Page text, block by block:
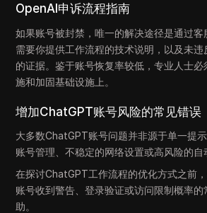
OpenAI申诉流程指南
如果账号被封禁，唯一的解决途径是通过
需要你提供工作流程的技术说明，以及未违
的证据。鉴于账号恢复率较低，专业人士
施和加固基础设施上。
增加ChatGPT账号风险的常见错误
大多数ChatGPT账号问题并非源于单一提
账号管理、不稳定的网络设置或高风险的自
在探讨ChatGPT工作流程的优化方式之前
账号收到警告、登录验证或访问限制概率
助。